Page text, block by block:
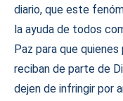
diario, que este
la ayuda de todos
Paz para que
reciban de parte de
dejen de infringir por